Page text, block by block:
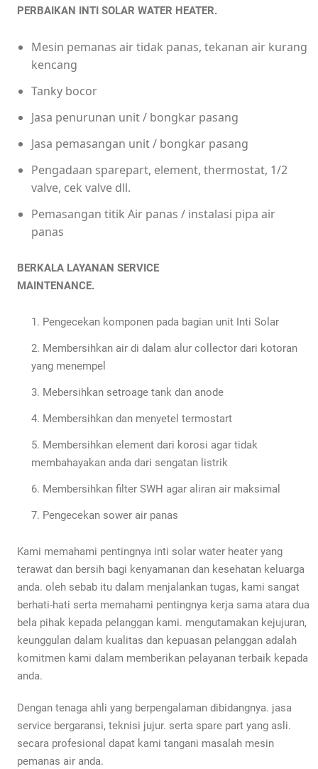
PERBAIKAN INTI SOLAR WATER HEATER.
Mesin pemanas air tidak panas, tekanan air kurang
kencang
Tanky bocor
Jasa penurunan unit / bongkar pasang
Jasa pemasangan unit / bongkar pasang
Pengadaan sparepart, element, thermostat, 1/2
valve, cek valve dll.
Pemasangan titik Air panas / instalasi pipa air
panas
BERKALA LAYANAN SERVICE
MAINTENANCE.
Pengecekan komponen pada bagian unit Inti Solar
Membersihkan air di dalam alur collector dari kotoran
yang menempel
Mebersihkan setroage tank dan anode
Membersihkan dan menyetel termostart
Membersihkan element dari korosi agar tidak
membahayakan anda dari sengatan listrik
Membersihkan filter SWH agar aliran air maksimal
Pengecekan sower air panas
Kami memahami pentingnya inti solar water heater yang
terawat dan bersih bagi kenyamanan dan kesehatan keluarga
anda. oleh sebab itu dalam menjalankan tugas, kami sangat
berhati-hati serta memahami pentingnya kerja sama atara dua
bela pihak kepada pelanggan kami. mengutamakan kejujuran,
keunggulan dalam kualitas dan kepuasan pelanggan adalah
komitmen kami dalam memberikan pelayanan terbaik kepada
anda.
Dengan tenaga ahli yang berpengalaman dibidangnya. jasa
service bergaransi, teknisi jujur. serta spare part yang asli.
secara profesional dapat kami tangani masalah mesin
pemanas air anda.